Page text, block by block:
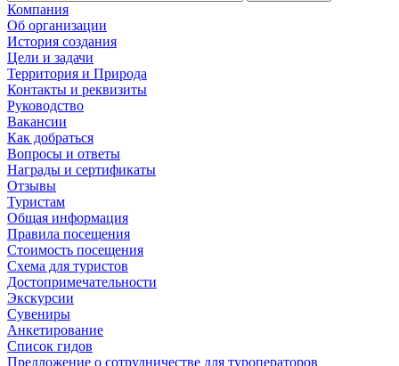
Компания
Об организации
История создания
Цели и задачи
Территория и Природа
Контакты и реквизиты
Руководство
Вакансии
Как добраться
Вопросы и ответы
Награды и сертификаты
Отзывы
Туристам
Общая информация
Правила посещения
Стоимость посещения
Схема для туристов
Достопримечательности
Экскурсии
Сувениры
Анкетирование
Список гидов
Предложение о сотрудничестве для туроператоров